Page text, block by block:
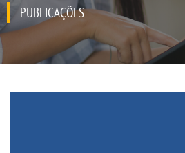
QUEM SOMOS
ESTÁGIOS
PUBLICAÇÕES